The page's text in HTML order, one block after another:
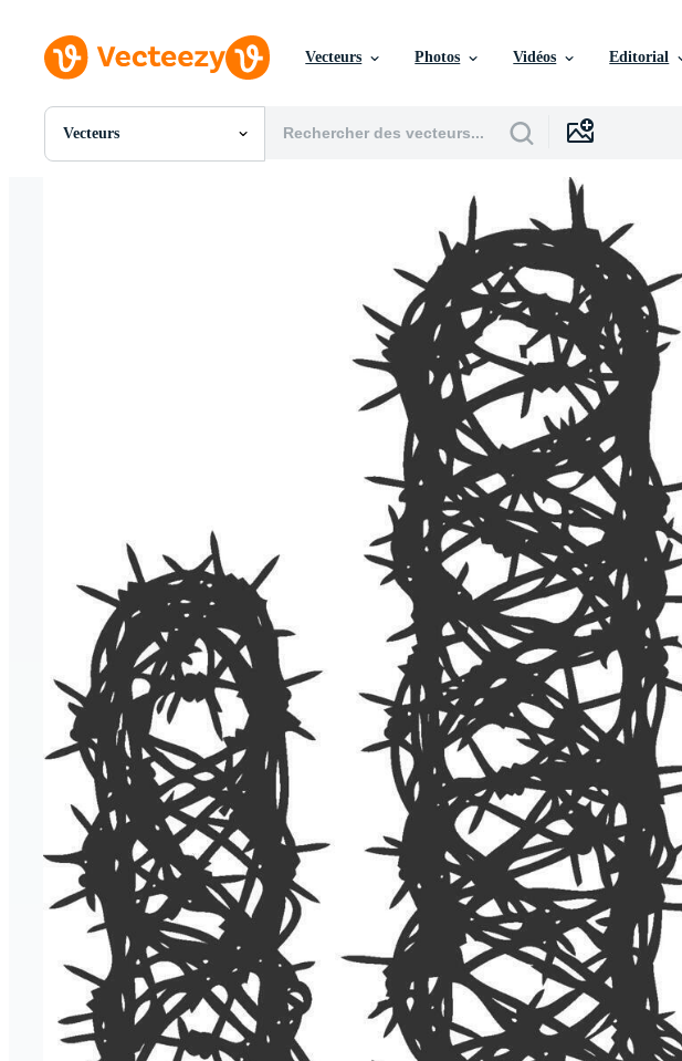
Vecteurs Photos Vidéos Editorial
Vecteurs
Toutes Images